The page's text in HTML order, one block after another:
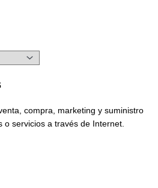
compra, marketing y suministro
servicios a través de Internet.